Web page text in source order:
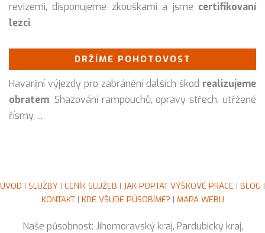
revizemi, disponujeme zkouškami a jsme certifikovaní
lezci.
DRŽÍME POHOTOVOST
Havarijní výjezdy pro zabránění dalších škod realizujeme
obratem: Shazování rampouchů, opravy střech, utřžené
řísmy, ...
ÚVOD | SLUŽBY | CENÍK SLUŽEB | JAK POPTAT VÝŠKOVÉ PRÁCE | BLOG |
KONTAKT| KDE VŠUDE PŮSOBÍME? | MAPA WEBU
Naše působnost: Jihomoravský kraj, Pardubický kraj,